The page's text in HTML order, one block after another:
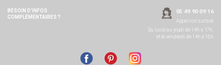
BESOIN D’INFOS
COMPLÉMENTAIRES ?
05 49 90 09 16
Appel non surtaxé
Du lundi au jeudi de 14h à 17h,
et le vendredi de 14h à 16h